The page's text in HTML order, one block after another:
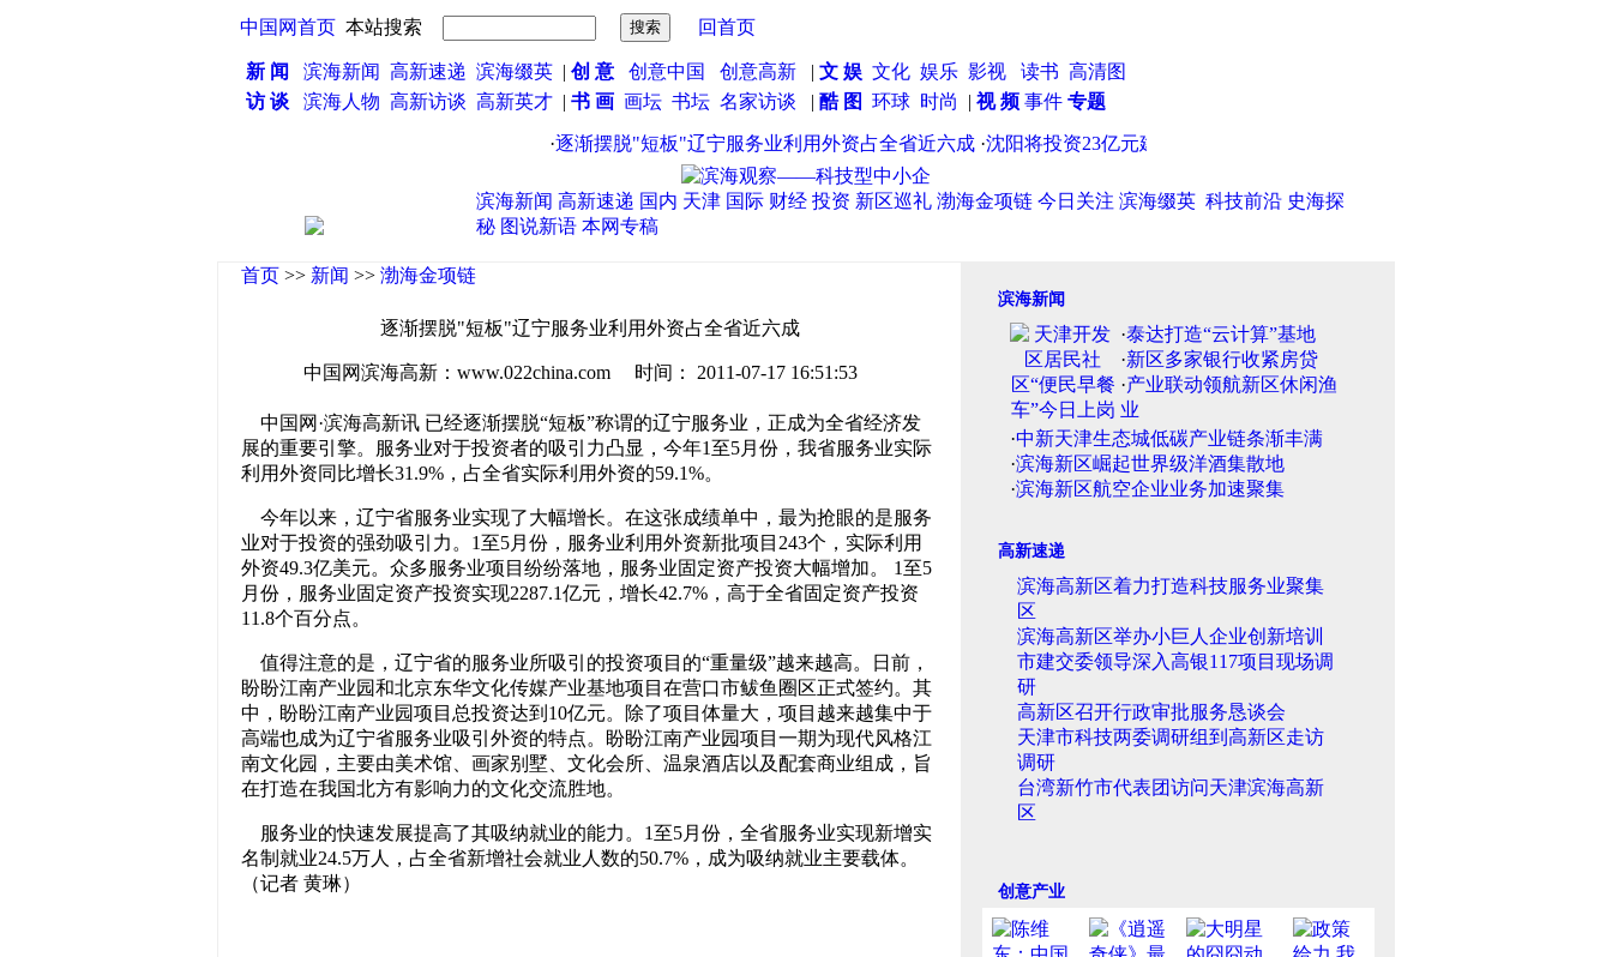
中国网首页 本站搜索 回首页
新 闻 滨海新闻 高新速递 滨海缀英| 创 意 创意中国 创意高新 | 文 娱 文化 娱乐 影视 读书 高清图
访 谈
滨海人物 高新访谈 高新英才 | 书 画 画坛 书坛 名家访谈 | 酷 图 环球 时尚 | 视 频事件 专题
逐渐摆脱"短板"辽宁服务业利用外资占全省近六成·沈阳将投资23亿元建蒲河"生态廊道"62个工程项目
滨海新闻 高新速递 国内 天津 国际 财经 投资 新区巡礼 渤海金项链 今日关注 滨海缀英 科技前沿 史海探
秘 图说新语 本网专稿
首页 >> 新闻 >> 渤海金项链
逐渐摆脱"短板"辽宁服务业利用外资占全省近六成
中国网滨海高新：www.022china.com 时间： 2011-07-17 16:51:53
中国网·滨海高新讯 已经逐渐摆脱“短板”称谓的辽宁服务业，正成为全省经济发
展的重要引擎。服务业对于投资者的吸引力凸显，今年1至5月份，我省服务业实际
利用外资同比增长31.9%，占全省实际利用外资的59.1%。
今年以来，辽宁省服务业实现了大幅增长。在这张成绩单中，最为抢眼的是服务
业对于投资的强劲吸引力。1至5月份，服务业利用外资新批项目243个，实际利用
外资49.3亿美元。众多服务业项目纷纷落地，服务业固定资产投资大幅增加。 1至5
月份，服务业固定资产投资实现2287.1亿元，增长42.7%，高于全省固定资产投资
11.8个百分点。
值得注意的是，辽宁省的服务业所吸引的投资项目的“重量级”越来越高。日前，
盼盼江南产业园和北京东华文化传媒产业基地项目在营口市鲅鱼圈区正式签约。其
中，盼盼江南产业园项目总投资达到10亿元。除了项目体量大，项目越来越集中于
高端也成为辽宁省服务业吸引外资的特点。盼盼江南产业园项目一期为现代风格江
南文化园，主要由美术馆、画家别墅、文化会所、温泉酒店以及配套商业组成，旨
在打造在我国北方有影响力的文化交流胜地。
服务业的快速发展提高了其吸纳就业的能力。1至5月份，全省服务业实现新增实
名制就业24.5万人，占全省新增社会就业人数的50.7%，成为吸纳就业主要载体。
（记者 黄琳）
滨海新闻
·泰达打造“云计算”基地
·新区多家银行收紧房贷
·产业联动领航新区休闲渔
业
·中新天津生态城低碳产业链条渐丰满
·滨海新区崛起世界级洋酒集散地
·滨海新区航空企业业务加速聚集
高新速递
滨海高新区着力打造科技服务业聚集
区
滨海高新区举办小巨人企业创新培训
市建交委领导深入高银117项目现场调
研
高新区召开行政审批服务恳谈会
天津市科技两委调研组到高新区走访
调研
台湾新竹市代表团访问天津滨海高新
区
创意产业